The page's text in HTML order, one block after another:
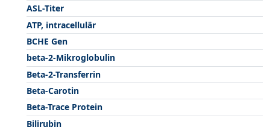
ASL-Titer
ATP, intracellulär
BCHE Gen
beta-2-Mikroglobulin
Beta-2-Transferrin
Beta-Carotin
Beta-Trace Protein
Bilirubin